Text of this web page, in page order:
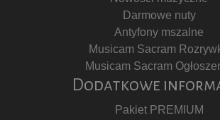
Darmowe nuty
Antyfony mszalne
Musicam Sacram
Musicam Sacram
Dodatkowe
Pakiet PREMIUM